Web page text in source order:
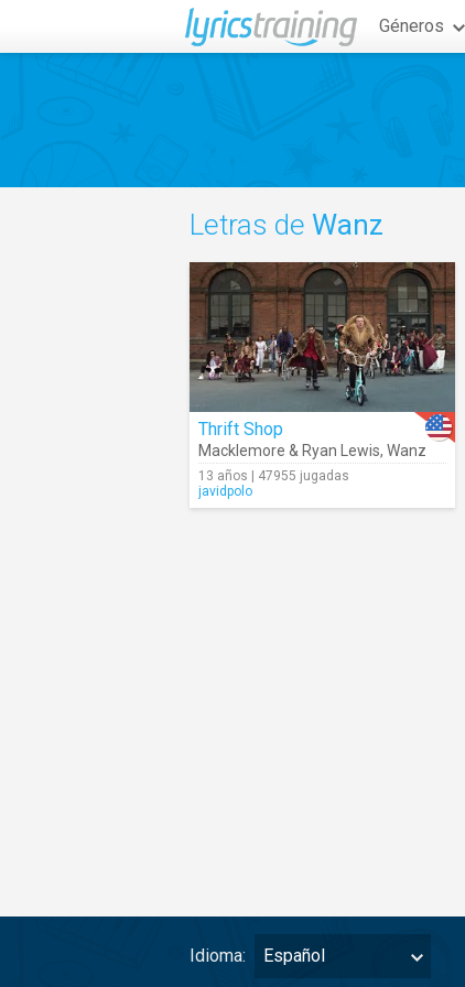
Géneros
Letras de Wanz
Thrift Shop
Macklemore & Ryan Lewis, Wanz
13 años | 47955 jugadas
javidpolo
Idioma: Español